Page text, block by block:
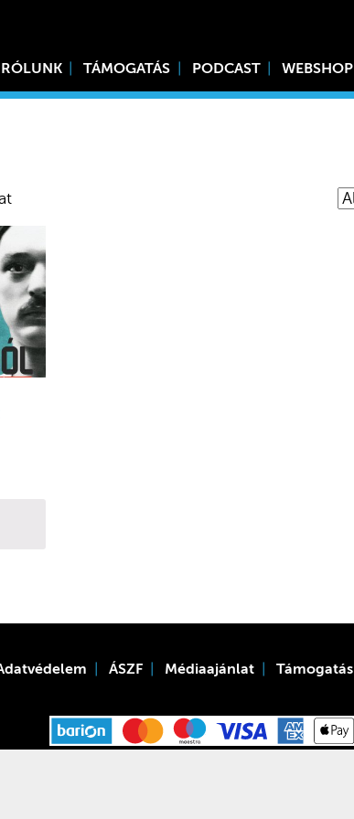
RÓLUNK TÁMOGATÁS PODCAST WEBSHOP
ÁSZF Médiaajánlat Támogatás